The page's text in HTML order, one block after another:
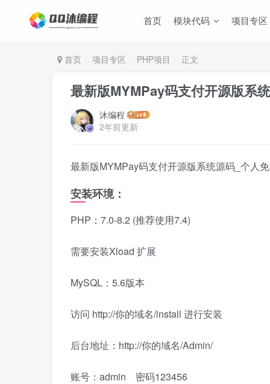
首页 模块代码 项目专区
首页 项目专区 PHP项目 正文
最新版MYMPay码支付开源版系
沐编程
2年前更新
最新版MYMPay码支付开源版系统源码_个人
安装环境：
PHP：7.0-8.2 (推荐使用7.4)
需要安装Xload 扩展
MySQL：5.6版本
访问 http://你的域名/install 进行安装
后台地址：http://你的域名/Admin/
账号：admin 密码123456